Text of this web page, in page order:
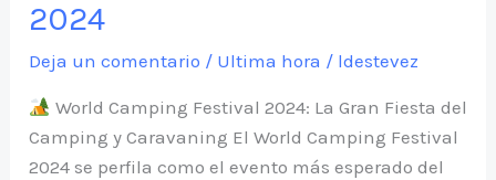
2024
Deja un comentario / Ultima hora / ldestevez
World Camping Festival 2024: La Gran Fiesta del
Camping y Caravaning El World Camping Festival
2024 se perfila como el evento más esperado del